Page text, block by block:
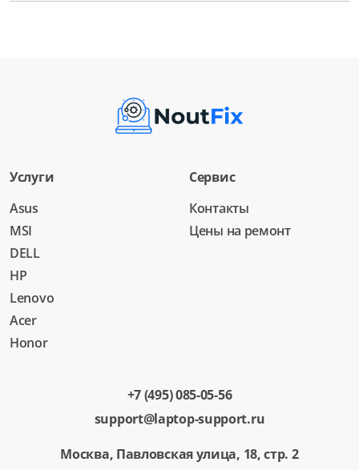
Услуги
Asus
MSI
DELL
HP
Lenovo
Acer
Honor
Сервис
Контакты
Цены на ремонт
+7 (495) 085-05-56
support@laptop-support.ru
Москва, Павловская улица, 18, стр. 2